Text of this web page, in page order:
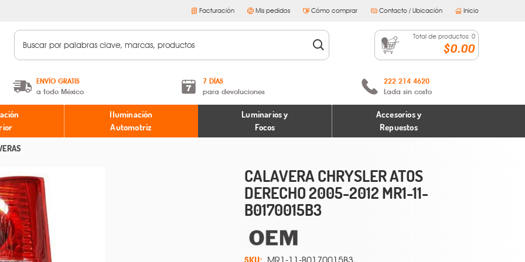
Facturación Mis pedidos Cómo comprar Contacto / Ubicación Inicio
Total de productos: 0
$0.00
ENVÍO GRATIS
a todo México
A partir de $599 MXN.
* Aplican restricciones
7 DÍAS
para devoluciones
Términos y condiciones
Políticas de devoluciones
222 214 4620
Lada sin costo
Iluminación
Automotriz
Luminarios y
Focos
Accesorios y
Repuestos
CALAVERA CHRYSLER ATOS
DERECHO 2005-2012 MR1-11-
B0170015B3
SKU: MR1-11-B0170015B3